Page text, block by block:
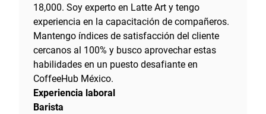
18,000. Soy experto en Latte Art y tengo
experiencia en la capacitación de compañeros.
Mantengo índices de satisfacción del cliente
cercanos al 100% y busco aprovechar estas
habilidades en un puesto desafiante en
CoffeeHub México.
Experiencia laboral
Barista